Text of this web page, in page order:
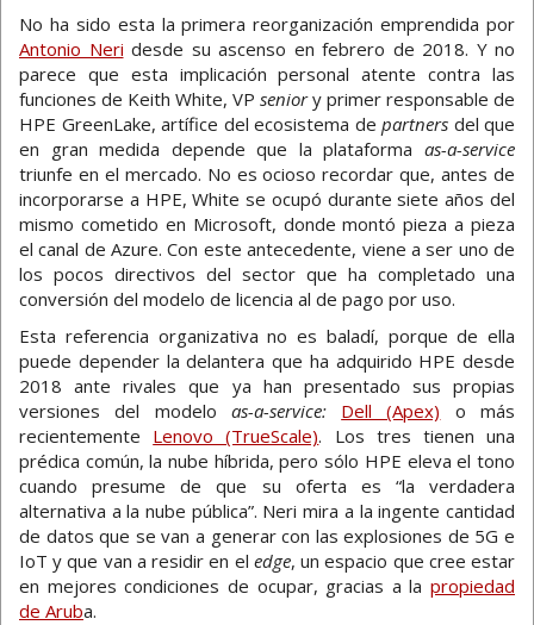
No ha sido esta la primera reorganización emprendida por
Antonio Neri desde su ascenso en febrero de 2018. Y no
parece que esta implicación personal atente contra las
funciones de Keith White, VP seniory primer responsable de
HPE GreenLake, artífice del ecosistema de partners del que
en gran medida depende que la plataforma as-a-service
triunfe en el mercado. No es ocioso recordar que, antes de
incorporarse a HPE, White se ocupó durante siete años del
mismo cometido en Microsoft, donde montó pieza a pieza
el canal de Azure. Con este antecedente, viene a ser uno de
los pocos directivos del sector que ha completado una
conversión del modelo de licencia al de pago por uso.
Esta referencia organizativa no es baladí, porque de ella
puede depender la delantera que ha adquirido HPE desde
2018 ante rivales que ya han presentado sus propias
versiones del modelo as-a-service: Dell (Apex) o más
recientemente Lenovo (TrueScale). Los tres tienen una
prédica común, la nube híbrida, pero sólo HPE eleva el tono
cuando presume de que su oferta es “la verdadera
alternativa a la nube pública”. Neri mira a la ingente cantidad
de datos que se van a generar con las explosiones de 5G e
IoT y que van a residir en el edge, un espacio que cree estar
en mejores condiciones de ocupar, gracias a la propiedad
de Aruba.